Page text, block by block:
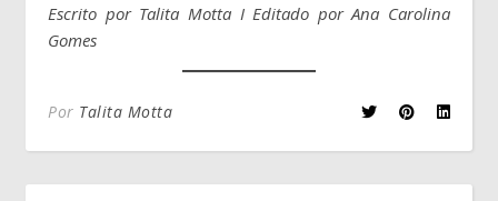
Escrito por Talita Motta I Editado por Ana Carolina
Gomes
Por Talita Motta